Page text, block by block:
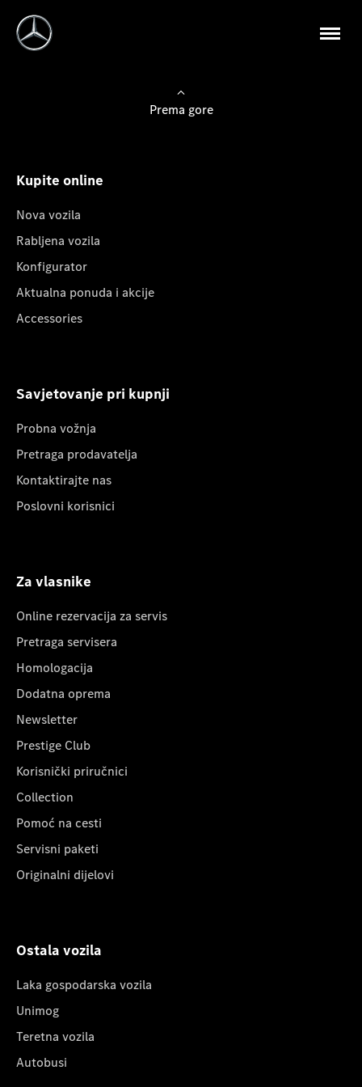
Prema gore
Kupite online
Nova vozila
Rabljena vozila
Konfigurator
Aktualna ponuda i akcije
Accessories
Savjetovanje pri kupnji
Probna vožnja
Pretraga prodavatelja
Kontaktirajte nas
Poslovni korisnici
Za vlasnike
Online rezervacija za servis
Pretraga servisera
Homologacija
Dodatna oprema
Newsletter
Prestige Club
Korisnički priručnici
Collection
Pomoć na cesti
Servisni paketi
Originalni dijelovi
Ostala vozila
Laka gospodarska vozila
Unimog
Teretna vozila
Autobusi